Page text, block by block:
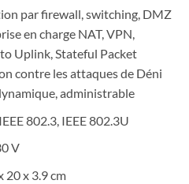
par firewall, switching, DMZ
en charge NAT, VPN,
Uplink, Stateful Packet
contre les attaques de Déni
administrable
802.3, IEEE 802.3U
V
20 x 3.9 cm